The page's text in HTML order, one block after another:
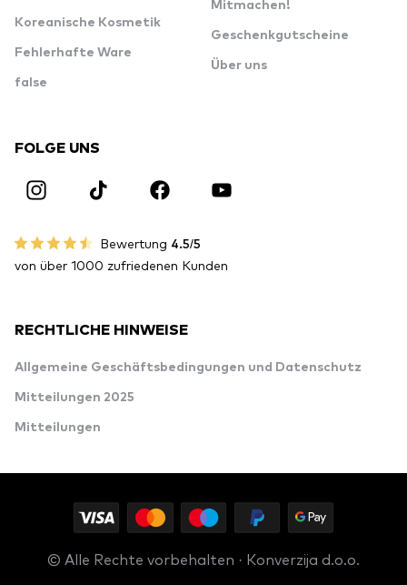
Koreanische Kosmetik
Fehlerhafte Ware
false
Mitmachen!
Geschenkgutscheine
Über uns
FOLGE UNS
Bewertung 4.5/5
von über 1000 zufriedenen Kunden
RECHTLICHE HINWEISE
Allgemeine Geschäftsbedingungen und Datenschutz
Mitteilungen 2025
Mitteilungen
© Alle Rechte vorbehalten · Konverzija d.o.o.